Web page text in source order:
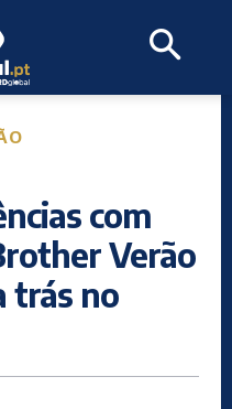
com
Verão
trás no